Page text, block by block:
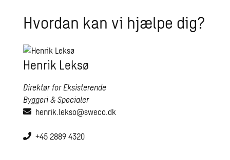
Hvordan kan vi hjælpe dig?
Hen­rik Leksø
Direktør for Eksisterende
Byggeri & Specialer
henrik.lekso@sweco.dk
+45 2889 4320